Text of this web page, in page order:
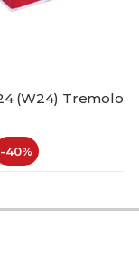
(W24) Tremolo
-40%